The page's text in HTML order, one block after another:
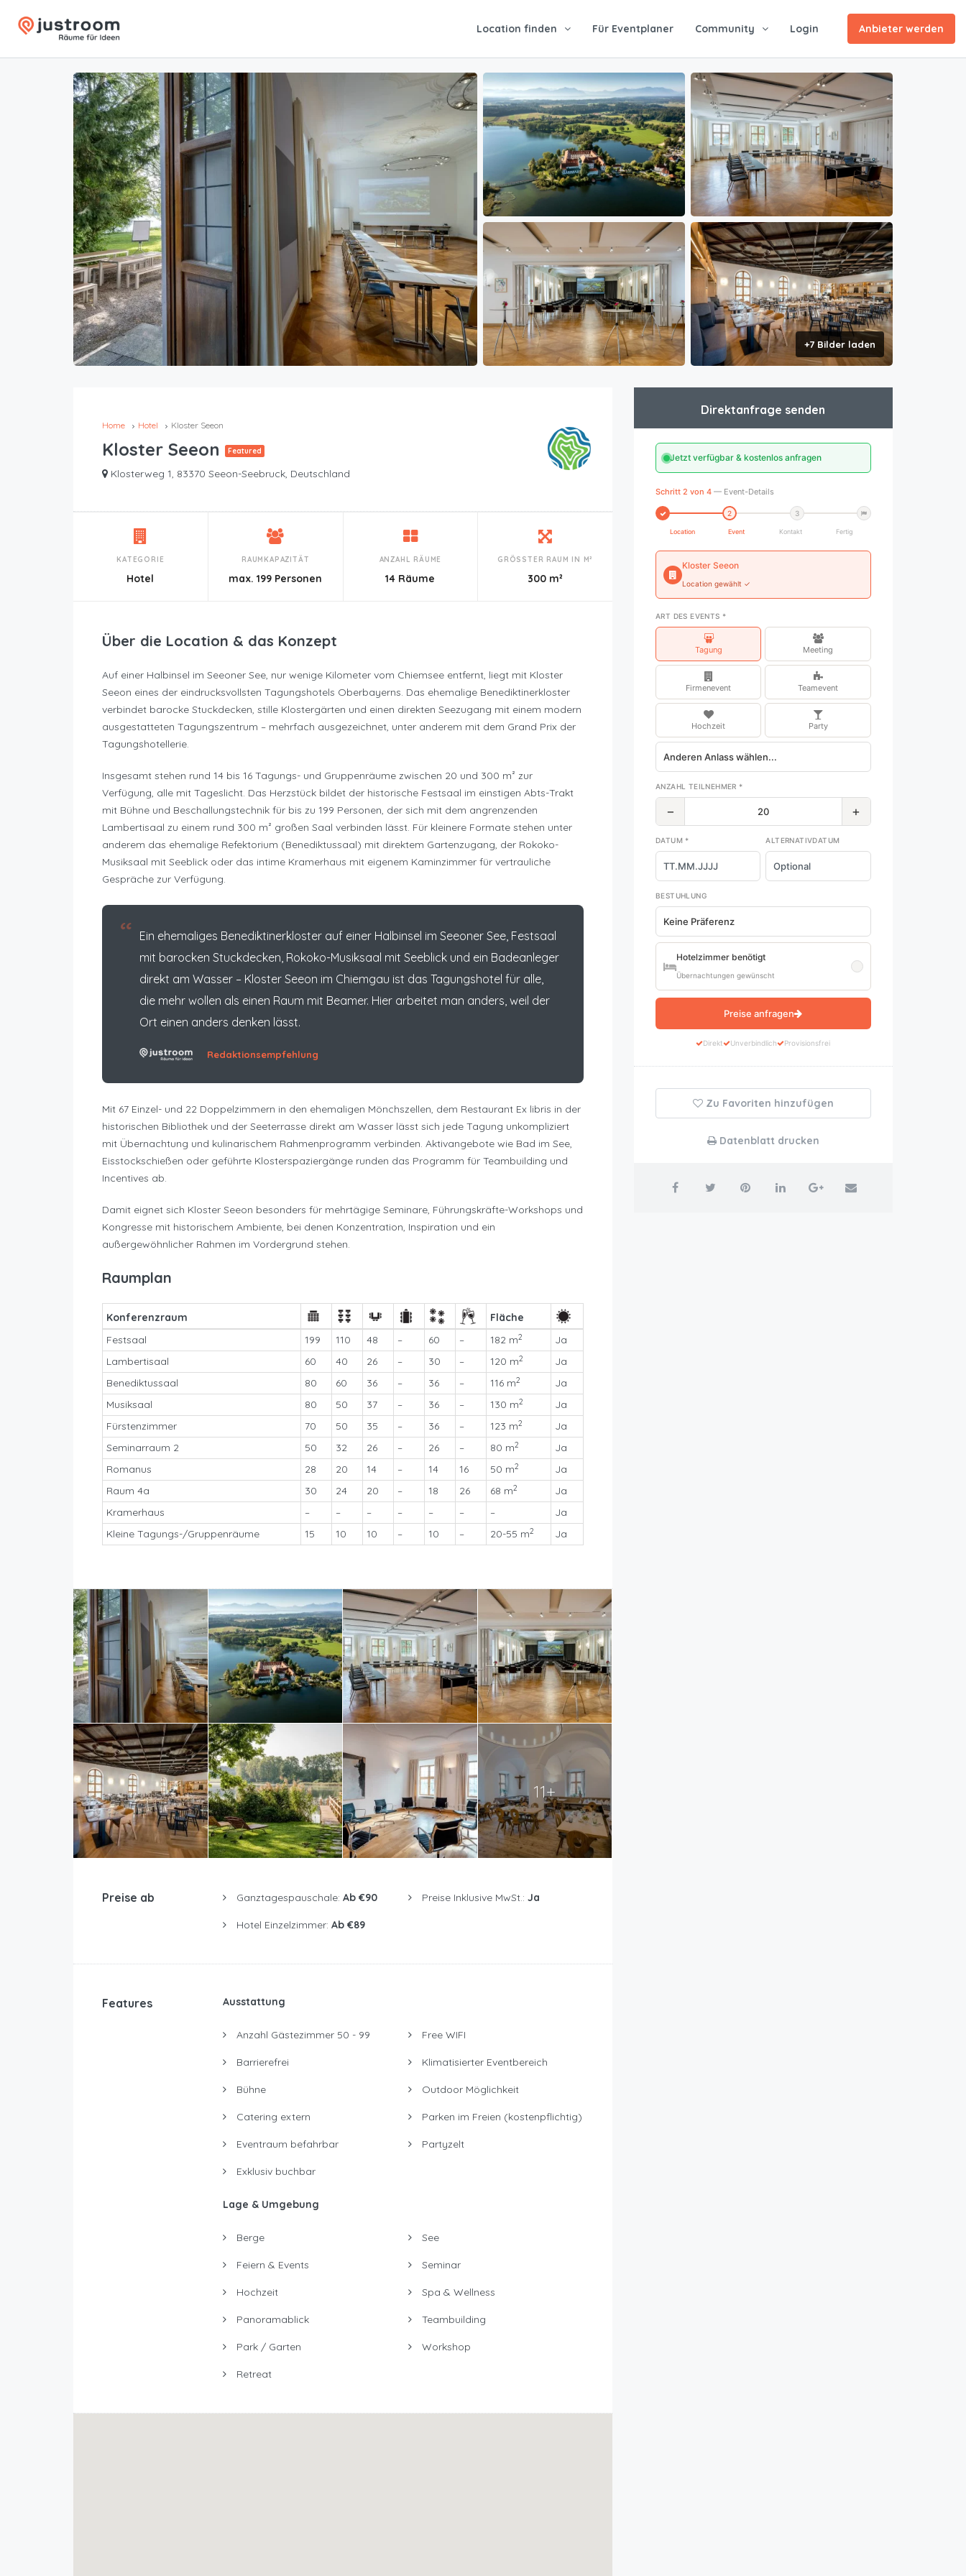
Location finden Für Eventplaner Community Login Anbieter werden
+7 Bilder laden
Home Hotel Kloster Seeon
Kloster Seeon Featured
Klosterweg 1, 83370 Seeon-Seebruck, Deutschland
KATEGORIE
Hotel
RAUMKAPAZITÄT
max. 199 Personen
ANZAHL RÄUME
14 Räume
GRÖSSTER RAUM IN M²
300 m²
Über die Location & das Konzept
Auf einer Halbinsel im Seeoner See, nur wenige Kilometer vom Chiemsee entfernt, liegt mit Kloster
Seeon eines der eindrucksvollsten Tagungshotels Oberbayerns. Das ehemalige Benediktinerkloster
verbindet barocke Stuckdecken, stille Klostergärten und einen direkten Seezugang mit einem modern
ausgestatteten Tagungszentrum – mehrfach ausgezeichnet, unter anderem mit dem Grand Prix der
Tagungshotellerie.
Insgesamt stehen rund 14 bis 16 Tagungs- und Gruppenräume zwischen 20 und 300 m² zur
Verfügung, alle mit Tageslicht. Das Herzstück bildet der historische Festsaal im einstigen Abts-Trakt
mit Bühne und Beschallungstechnik für bis zu 199 Personen, der sich mit dem angrenzenden
Lambertisaal zu einem rund 300 m² großen Saal verbinden lässt. Für kleinere Formate stehen unter
anderem das ehemalige Refektorium (Benediktussaal) mit direktem Gartenzugang, der Rokoko-
Musiksaal mit Seeblick oder das intime Kramerhaus mit eigenem Kaminzimmer für vertrauliche
Gespräche zur Verfügung.
“ Ein ehemaliges Benediktinerkloster auf einer Halbinsel im Seeoner See, Festsaal
mit barocken Stuckdecken, Rokoko-Musiksaal mit Seeblick und ein Badeanleger
direkt am Wasser – Kloster Seeon im Chiemgau ist das Tagungshotel für alle,
die mehr wollen als einen Raum mit Beamer. Hier arbeitet man anders, weil der
Ort einen anders denken lässt.
Redaktionsempfehlung
Mit 67 Einzel- und 22 Doppelzimmern in den ehemaligen Mönchszellen, dem Restaurant Ex libris in der
historischen Bibliothek und der Seeterrasse direkt am Wasser lässt sich jede Tagung unkompliziert
mit Übernachtung und kulinarischem Rahmenprogramm verbinden. Aktivangebote wie Bad im See,
Eisstockschießen oder geführte Klosterspaziergänge runden das Programm für Teambuilding und
Incentives ab.
Damit eignet sich Kloster Seeon besonders für mehrtägige Seminare, Führungskräfte-Workshops und
Kongresse mit historischem Ambiente, bei denen Konzentration, Inspiration und ein
außergewöhnlicher Rahmen im Vordergrund stehen.
Raumplan
Konferenzraum
Fläche
Festsaal
199 110 48 – 60 – 182 m2
Ja
Lambertisaal
60 40 26 – 30 – 120 m2
Ja
Benediktussaal
80 60 36 – 36 – 116 m2
Ja
Musiksaal
80 50 37 – 36 – 130 m2
Ja
Fürstenzimmer
70 50 35 – 36 – 123 m2
Ja
Seminarraum 2
50 32 26 – 26 – 80 m2
Ja
Romanus
28 20 14 – 14 16 50 m2
Ja
Raum 4a
30 24 20 – 18 26 68 m2
Ja
Kramerhaus
– – – – – – –
Ja
Kleine Tagungs-/Gruppenräume
15 10 10 – 10 – 20-55 m2 Ja
11+
Preise ab Ganztagespauschale: Ab €90
Hotel Einzelzimmer: Ab €89
Preise Inklusive MwSt.: Ja
Features Ausstattung
Anzahl Gästezimmer 50 - 99
Barrierefrei
Bühne
Catering extern
Eventraum befahrbar
Exklusiv buchbar
Free WIFI
Klimatisierter Eventbereich
Outdoor Möglichkeit
Parken im Freien (kostenpflichtig)
Partyzelt
Lage & Umgebung
Berge
Feiern & Events
Hochzeit
Panoramablick
Park / Garten
Retreat
See
Seminar
Spa & Wellness
Teambuilding
Workshop
Direktanfrage senden
Jetzt verfügbar & kostenlos anfragen
Schritt 2 von 4 — Event-Details
2 3
Location Event Kontakt Fertig
Kloster Seeon
Location gewählt ✓
ART DES EVENTS *
Tagung Meeting
Firmenevent Teamevent
Hochzeit Party
ANZAHL TEILNEHMER *
− +
DATUM * ALTERNATIVDATUM
BESTUHLUNG
Hotelzimmer benötigt
Übernachtungen gewünscht
Preise anfragen
Direkt Unverbindlich Provisionsfrei
Zu Favoriten hinzufügen
Datenblatt drucken